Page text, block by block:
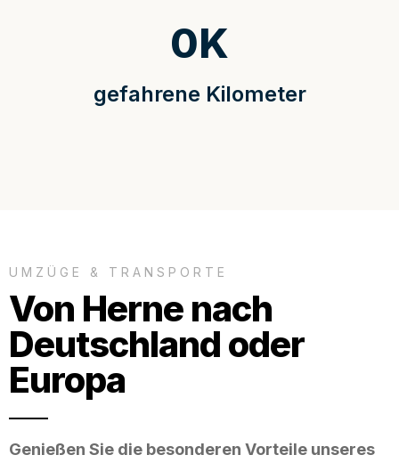
gefahrene Kilometer
0K
UMZÜGE & TRANSPORTE
Von Herne nach
Deutschland oder
Europa
Genießen Sie die besonderen Vorteile unseres